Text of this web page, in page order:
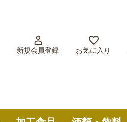
新規会員登録 お気に入り